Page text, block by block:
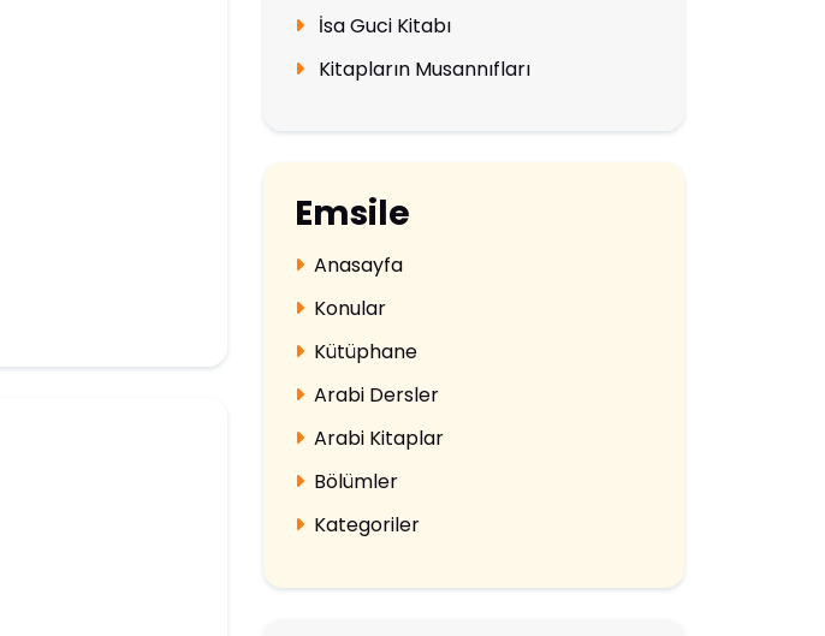
İsa Guci Kitabı
Kitapların Musannıfları
Emsile
Anasayfa
Konular
Kütüphane
Arabi Dersler
Arabi Kitaplar
Bölümler
Kategoriler